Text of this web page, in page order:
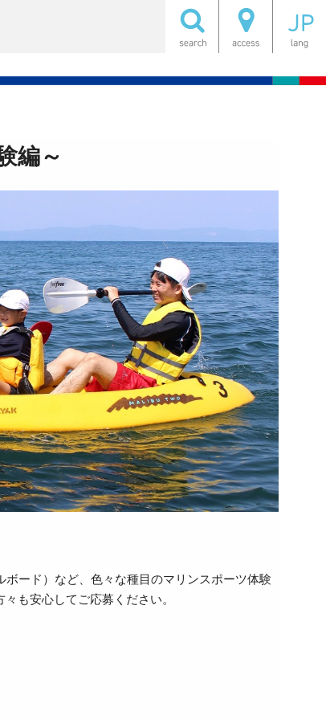
編～
ード）など、色々な種目のマリンスポーツ体験
も安心してご応募ください。